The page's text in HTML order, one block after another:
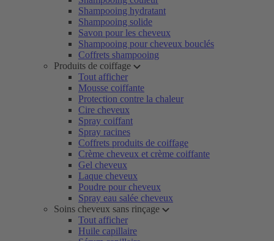
Shampooing hydratant
Shampooing solide
Savon pour les cheveux
Shampooing pour cheveux bouclés
Coffrets shampooing
Produits de coiffage
Tout afficher
Mousse coiffante
Protection contre la chaleur
Cire cheveux
Spray coiffant
Spray racines
Coffrets produits de coiffage
Crème cheveux et crème coiffante
Gel cheveux
Laque cheveux
Poudre pour cheveux
Spray eau salée cheveux
Soins cheveux sans rinçage
Tout afficher
Huile capillaire